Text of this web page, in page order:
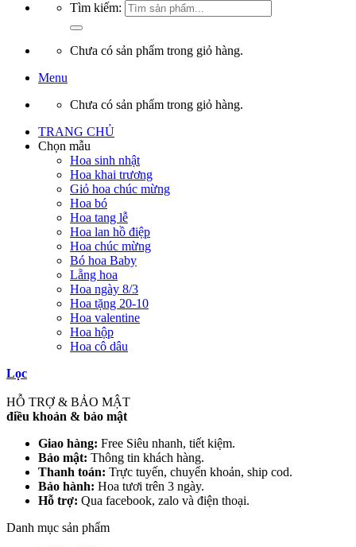
Tìm kiếm:
Chưa có sản phẩm trong giỏ hàng.
Menu
Chưa có sản phẩm trong giỏ hàng.
TRANG CHỦ
Chọn mẫu
Hoa sinh nhật
Hoa khai trương
Giỏ hoa chúc mừng
Hoa bó
Hoa tang lễ
Hoa lan hồ điệp
Hoa chúc mừng
Bó hoa Baby
Lẵng hoa
Hoa ngày 8/3
Hoa tặng 20-10
Hoa valentine
Hoa hộp
Hoa cô dâu
Lọc
HỖ TRỢ & BẢO MẬT
điều khoản & bảo mật
Giao hàng: Free Siêu nhanh, tiết kiệm.
Bảo mật: Thông tin khách hàng.
Thanh toán: Trực tuyến, chuyển khoản, ship cod.
Bảo hành: Hoa tươi trên 3 ngày.
Hỗ trợ: Qua facebook, zalo và điện thoại.
Danh mục sản phẩm